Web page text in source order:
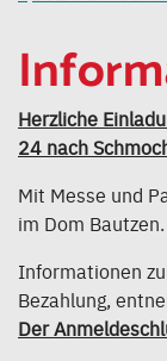
Herzliche
24 nach
Mit Messe und
im Dom Bautzen.
Informationen
Bezahlung,
Der